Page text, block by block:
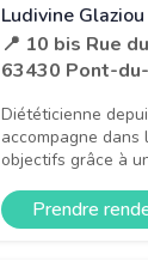
Ludivine Glaziou
📍 10 bis Rue
63430 Pont-
Diététicienne
accompagne
objectifs grâce à
Prendre